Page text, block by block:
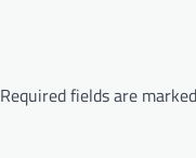
Required fields are marked